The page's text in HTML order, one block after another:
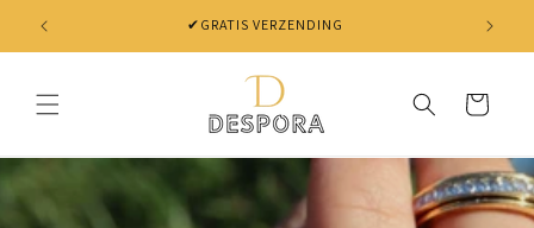
Skip to
content
✔ NIET TEVREDEN? BINNEN 30 DAGEN JE GELD TERUG
Cart